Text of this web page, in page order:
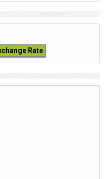
Rate